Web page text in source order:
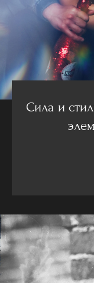
Сила и